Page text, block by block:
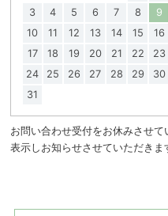
3
4 5 6 7 8
9
10
11 12 13 14 15
16
17
18 19 20 21 22
23
24
25 26 27 28 29
30
31
お問い合わせ受付をお休みさせ
表示しお知らせさせていただきま